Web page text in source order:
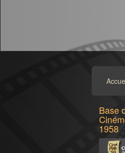
Base
1958